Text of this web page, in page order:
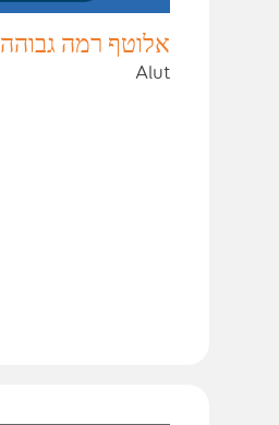
אלוטף רמה גבוהה
Alut